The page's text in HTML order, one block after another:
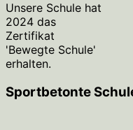
Unsere Schule hat
2024 das
Zertifikat
'Bewegte Schule'
erhalten.
Sportbetonte